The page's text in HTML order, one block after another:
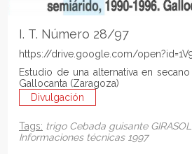
I. T. Número 28/97
https://drive.google.com/
Estudio de una alternativa en
Gallocanta (Zaragoza)
Divulgación
Tags: trigo Cebada guisante GIRASOL
Informaciones técnicas 1997